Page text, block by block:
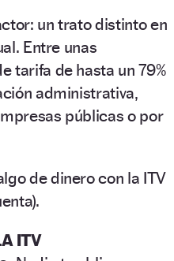
un trato distinto en
Entre unas
tarifa de hasta un 79%
administrativa,
públicas o por
de dinero con la ITV
ITV